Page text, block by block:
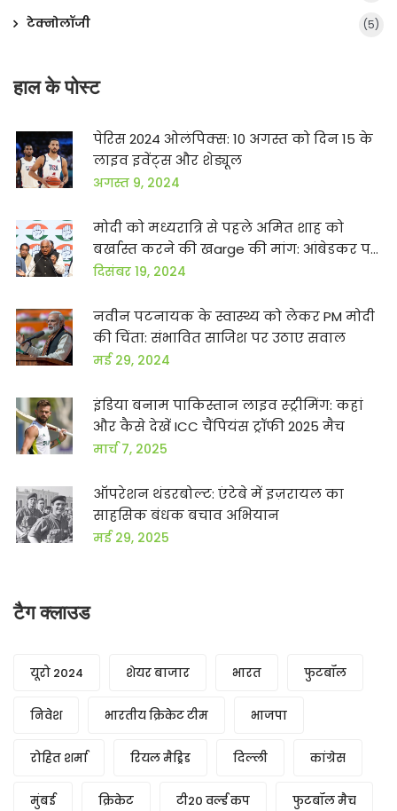
टेक्नोलॉजी (5)
हाल के पोस्ट
पेरिस 2024 ओलंपिक्स: 10 अगस्त को दिन 15 के
लाइव इवेंट्स और शेड्यूल
अगस्त 9, 2024
मोदी को मध्यरात्रि से पहले अमित शाह को
बर्खास्त करने की खarge की मांग: आंबेडकर पर
टिप्पणियों पर विवाद
दिसंबर 19, 2024
नवीन पटनायक के स्वास्थ्य को लेकर PM मोदी
की चिंता: संभावित साजिश पर उठाए सवाल
मई 29, 2024
इंडिया बनाम पाकिस्तान लाइव स्ट्रीमिंग: कहां
और कैसे देखें ICC चैंपियंस ट्रॉफी 2025 मैच
मार्च 7, 2025
ऑपरेशन थंडरबोल्ट: एंटेबे में इज़रायल का
साहसिक बंधक बचाव अभियान
मई 29, 2025
टैग क्लाउड
यूरो 2024 शेयर बाजार भारत फुटबॉल
निवेश भारतीय क्रिकेट टीम भाजपा
रोहित शर्मा रियल मैड्रिड दिल्ली कांग्रेस
मुंबई क्रिकेट टी20 वर्ल्ड कप फुटबॉल मैच